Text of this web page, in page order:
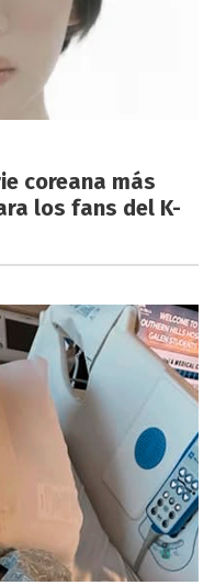
coreana más
los fans del K-